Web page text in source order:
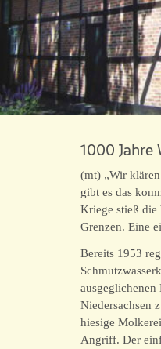
1000 Jahre
(mt) „Wir
gibt es das
Kriege stieß die
Grenzen. Eine
Bereits 1953
ausgeglichenen
Niedersachsen
hiesige
Angriff. Der